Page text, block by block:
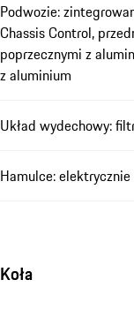
Podwozie:
Chassis Control,
poprzecznymi z
z aluminium
Układ wydechowy:
Hamulce:
Koła